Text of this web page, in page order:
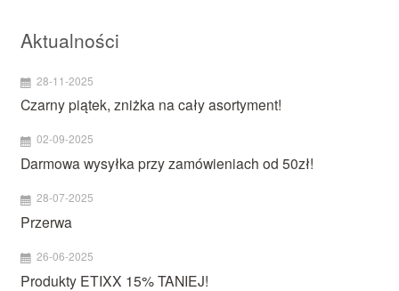
Aktualności
28-11-2025
Czarny piątek, zniżka na cały asortyment!
02-09-2025
Darmowa wysyłka przy zamówieniach od 50zł!
28-07-2025
Przerwa
26-06-2025
Produkty ETIXX 15% TANIEJ!